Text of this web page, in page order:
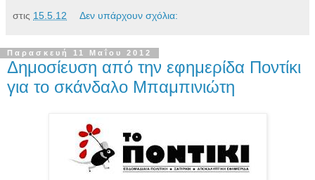
στις 15.5.12 Δεν υπάρχουν σχόλια:
Παρασκευή 11 Μαΐου 2012
Δημοσίευση από την εφημερίδα Ποντίκι
για το σκάνδαλο Μπαμπινιώτη